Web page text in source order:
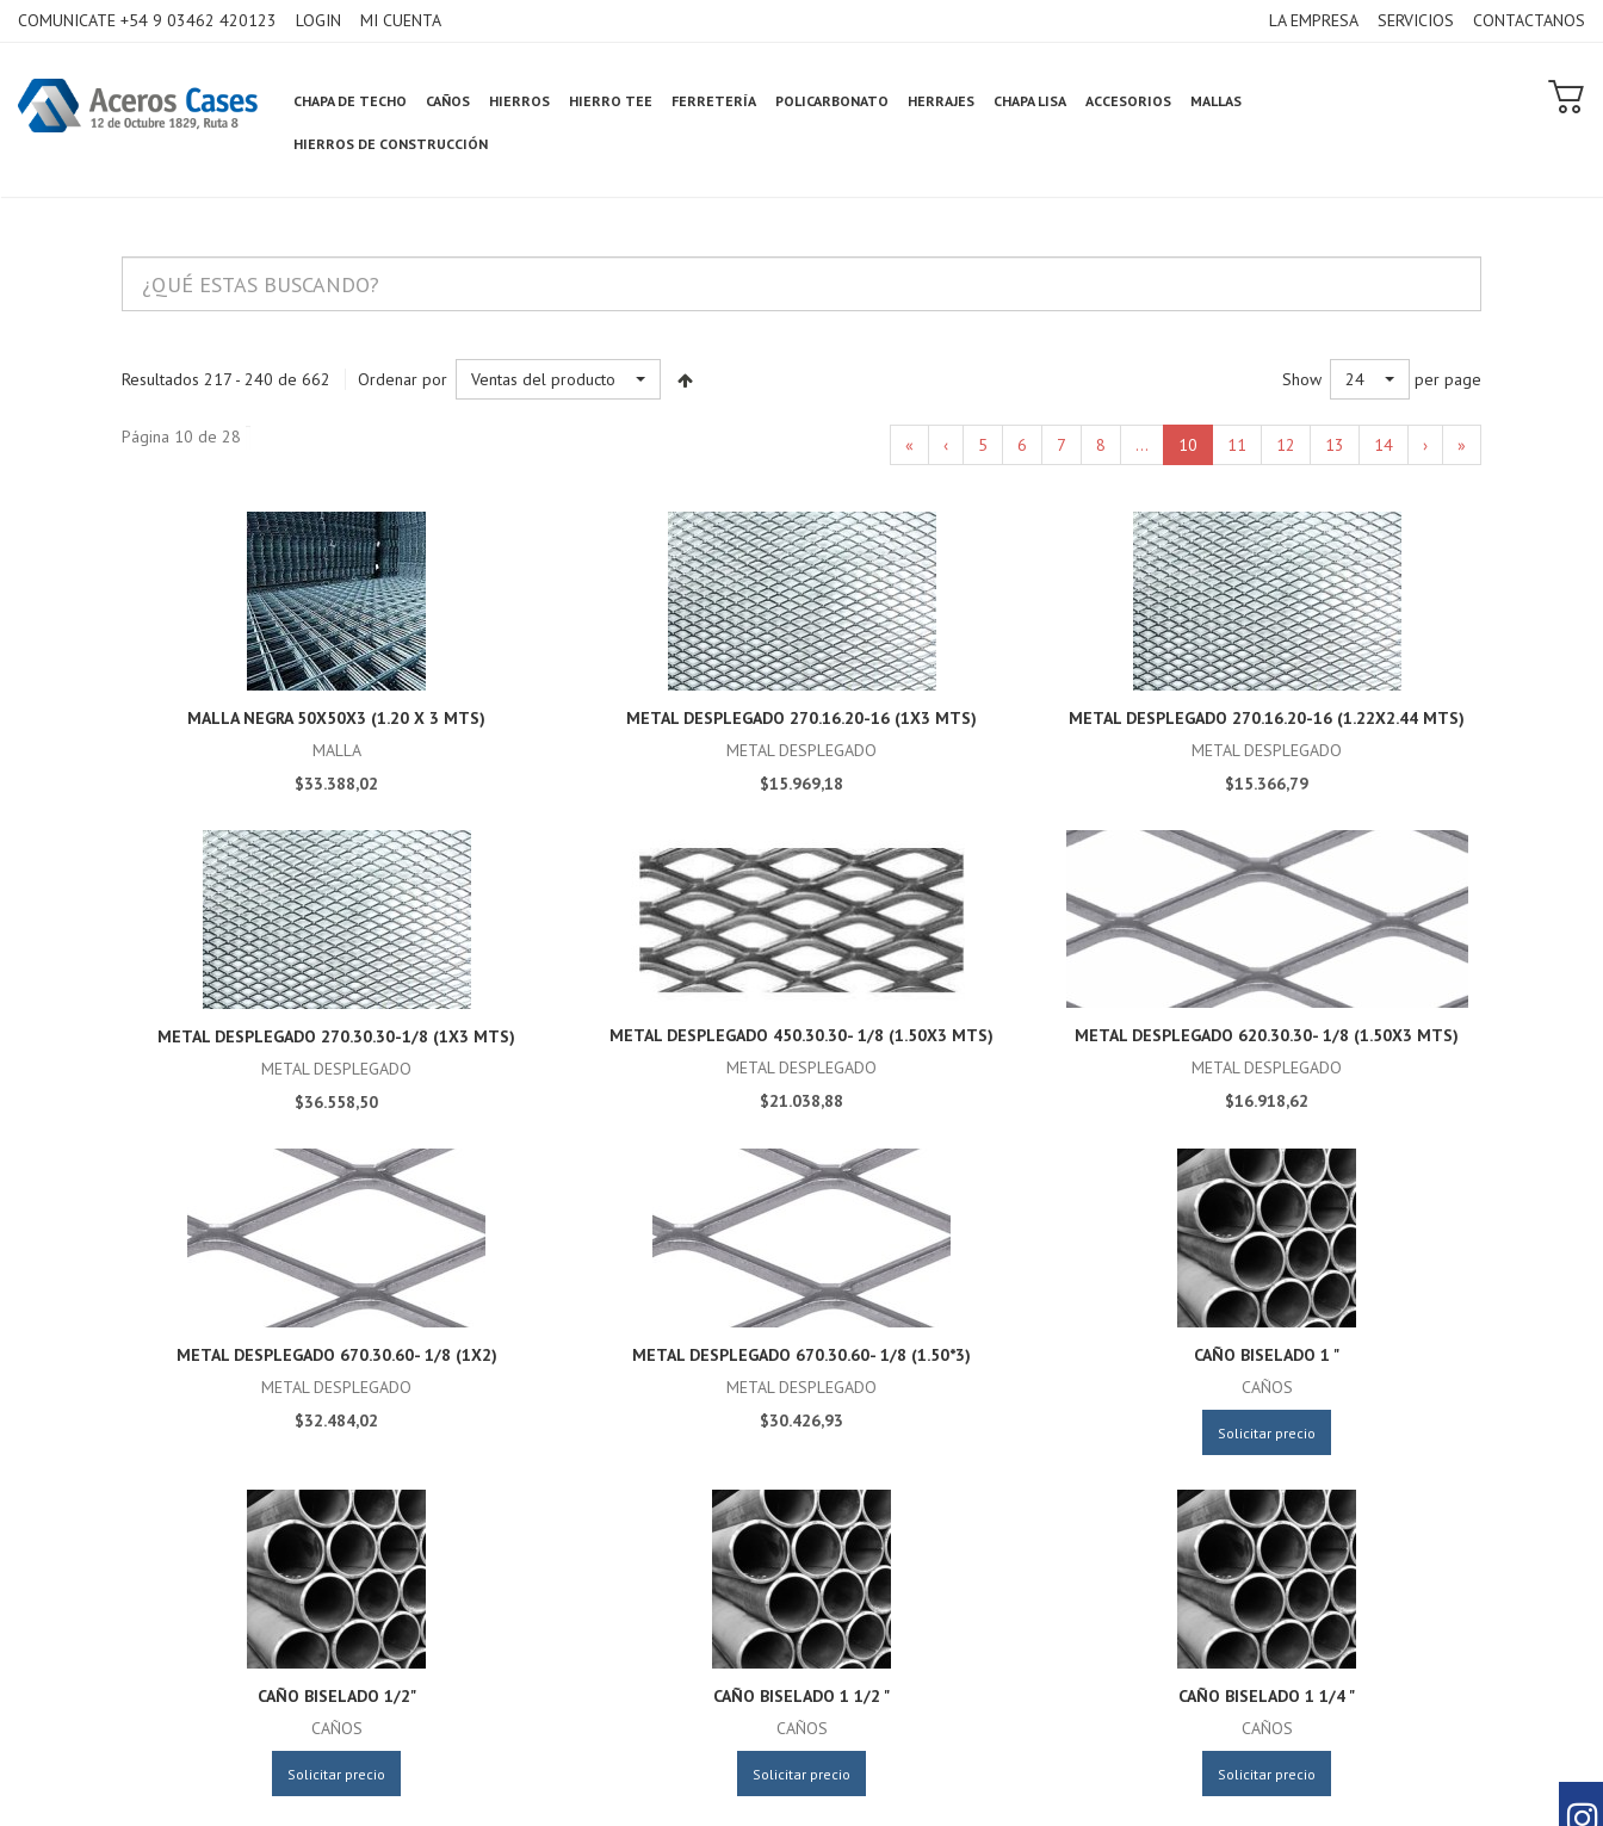
COMUNICATE +54 9 03462 420123 LOGIN MI CUENTA LA EMPRESA SERVICIOS CONTACTANOS
CHAPA DE TECHO CAÑOS HIERROS HIERRO TEE FERRETERÍA POLICARBONATO HERRAJES CHAPA LISA ACCESORIOS MALLAS
HIERROS DE CONSTRUCCIÓN
Resultados 217 - 240 de 662 Ordenar por Ventas del producto Show 24 per page
Página 10 de 28 « ‹ 5 6 7 8 ... 10 11 12 13 14 › »
MALLA NEGRA 50X50X3 (1.20 X 3 MTS)
MALLA
$33.388,02
METAL DESPLEGADO 270.16.20-16 (1X3 MTS)
METAL DESPLEGADO
$15.969,18
METAL DESPLEGADO 270.16.20-16 (1.22X2.44 MTS)
METAL DESPLEGADO
$15.366,79
METAL DESPLEGADO 270.30.30-1/8 (1X3 MTS)
METAL DESPLEGADO
$36.558,50
METAL DESPLEGADO 450.30.30- 1/8 (1.50X3 MTS)
METAL DESPLEGADO
$21.038,88
METAL DESPLEGADO 620.30.30- 1/8 (1.50X3 MTS)
METAL DESPLEGADO
$16.918,62
METAL DESPLEGADO 670.30.60- 1/8 (1X2)
METAL DESPLEGADO
$32.484,02
METAL DESPLEGADO 670.30.60- 1/8 (1.50*3)
METAL DESPLEGADO
$30.426,93
CAÑO BISELADO 1 "
CAÑOS
Solicitar precio
CAÑO BISELADO 1/2"
CAÑOS
Solicitar precio
CAÑO BISELADO 1 1/2 "
CAÑOS
Solicitar precio
CAÑO BISELADO 1 1/4 "
CAÑOS
Solicitar precio